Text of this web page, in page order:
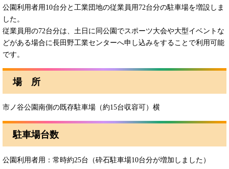
公園利用者用10台分と工業団地の従業員用72台分の駐車場を増設しま
した。
従業員用の72台分は、土日に同公園でスポーツ大会や大型イベントな
どがある場合に長田野工業センターへ申し込みをすることで利用可能
です。
場 所
市ノ谷公園南側の既存駐車場（約15台収容可）横
駐車場台数
公園利用者用：常時約25台（砕石駐車場10台分が増加しました）